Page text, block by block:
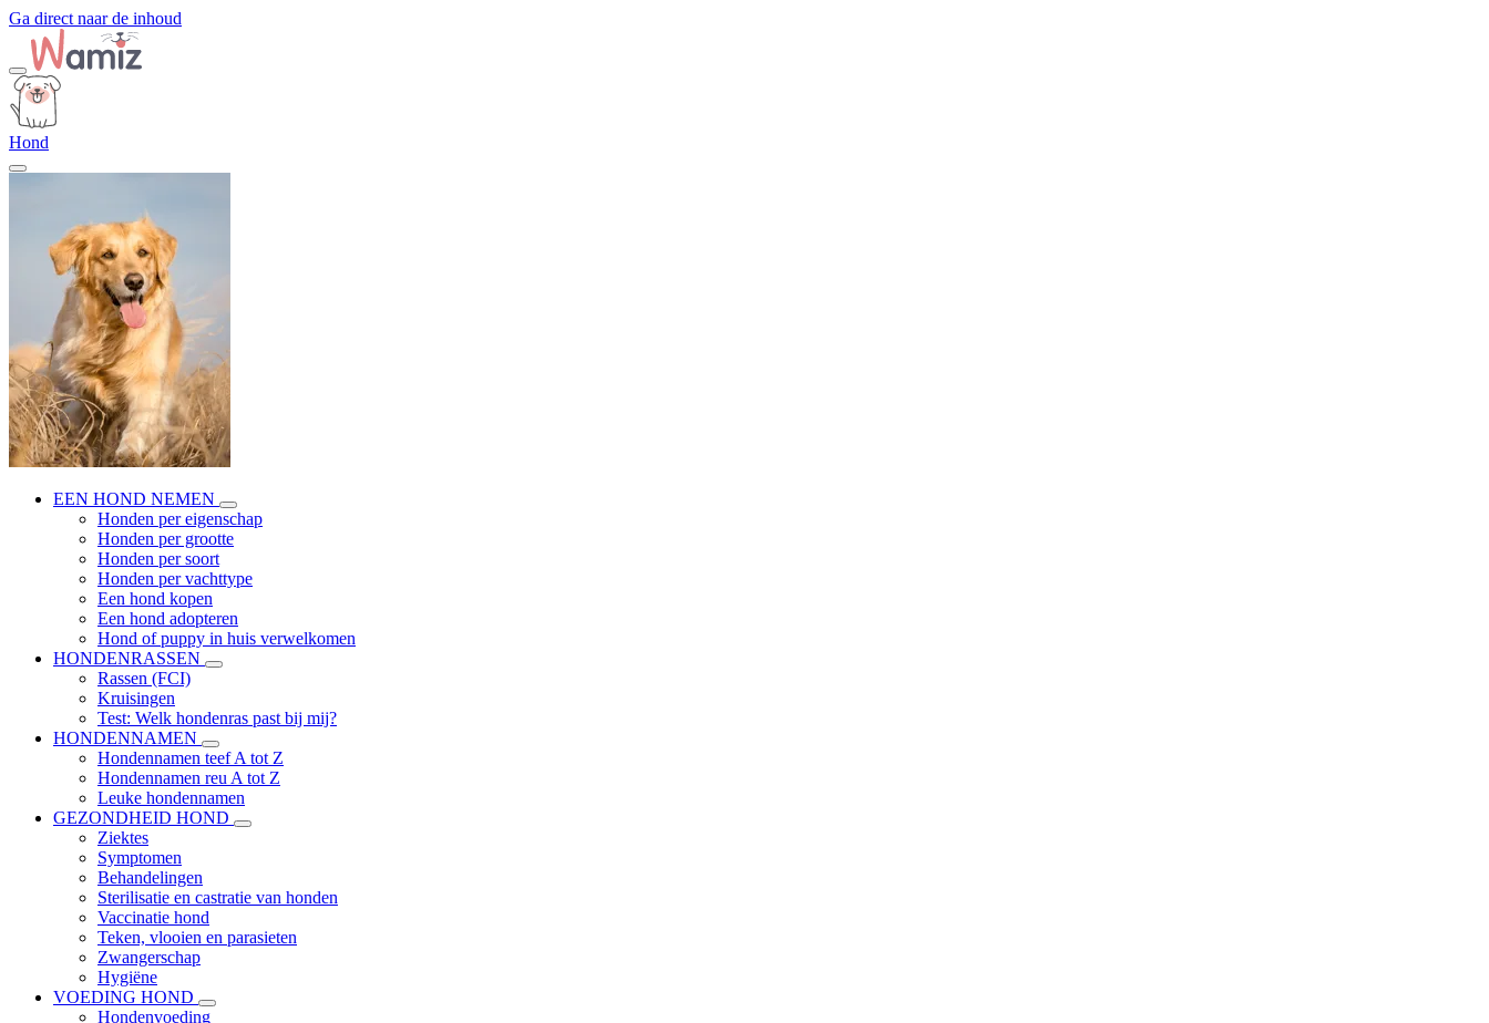
Ga direct naar de inhoud
Hond
EEN HOND NEMEN
Honden per eigenschap
Honden per grootte
Honden per soort
Honden per vachttype
Een hond kopen
Een hond adopteren
Hond of puppy in huis verwelkomen
HONDENRASSEN
Rassen (FCI)
Kruisingen
Test: Welk hondenras past bij mij?
HONDENNAMEN
Hondennamen teef A tot Z
Hondennamen reu A tot Z
Leuke hondennamen
GEZONDHEID HOND
Ziektes
Symptomen
Behandelingen
Sterilisatie en castratie van honden
Vaccinatie hond
Teken, vlooien en parasieten
Zwangerschap
Hygiëne
VOEDING HOND
Hondenvoeding